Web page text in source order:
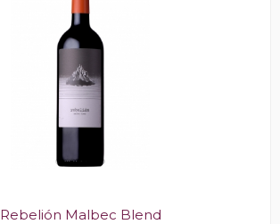
Rebelión Malbec Blend